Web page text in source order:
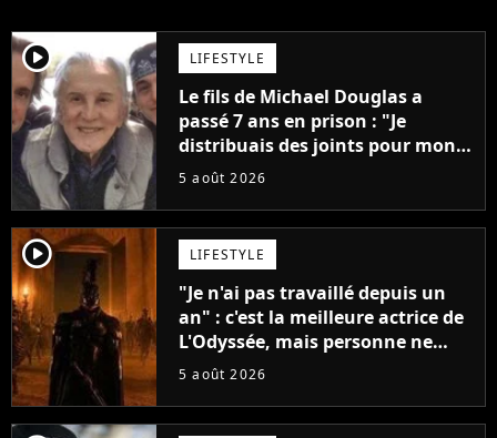
player2 LIFESTYLE
Le fils de Michael Douglas a
passé 7 ans en prison : "Je
distribuais des joints pour mon
père"
5 août 2026
player2 LIFESTYLE
"Je n'ai pas travaillé depuis un
an" : c'est la meilleure actrice de
L'Odyssée, mais personne ne
veut lui donner de rôle au
5 août 2026